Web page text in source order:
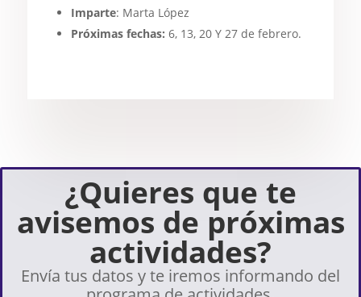
Imparte: Marta López
Próximas fechas: 6, 13, 20 Y 27 de febrero.
¿Quieres que te
avisemos de próximas
actividades?
Envía tus datos y te iremos informando del